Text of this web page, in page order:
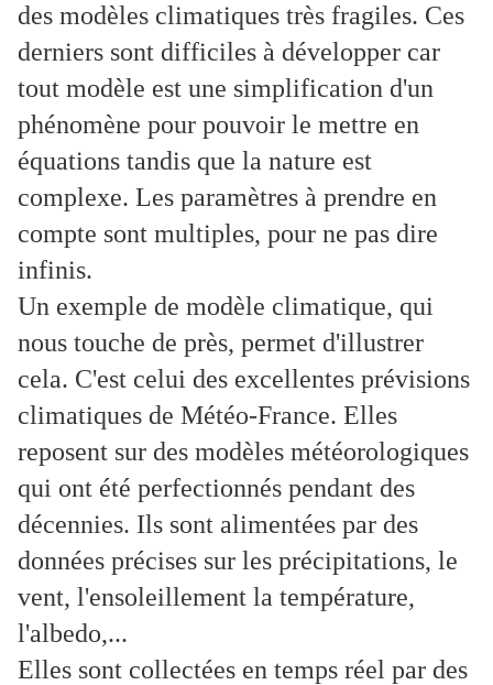
des modèles climatiques très fragiles. Ces
derniers sont difficiles à développer car
tout modèle est une simplification d'un
phénomène pour pouvoir le mettre en
équations tandis que la nature est
complexe. Les paramètres à prendre en
compte sont multiples, pour ne pas dire
infinis.
Un exemple de modèle climatique, qui
nous touche de près, permet d'illustrer
cela. C'est celui des excellentes prévisions
climatiques de Météo-France. Elles
reposent sur des modèles météorologiques
qui ont été perfectionnés pendant des
décennies. Ils sont alimentées par des
données précises sur les précipitations, le
vent, l'ensoleillement la température,
l'albedo,...
Elles sont collectées en temps réel par des